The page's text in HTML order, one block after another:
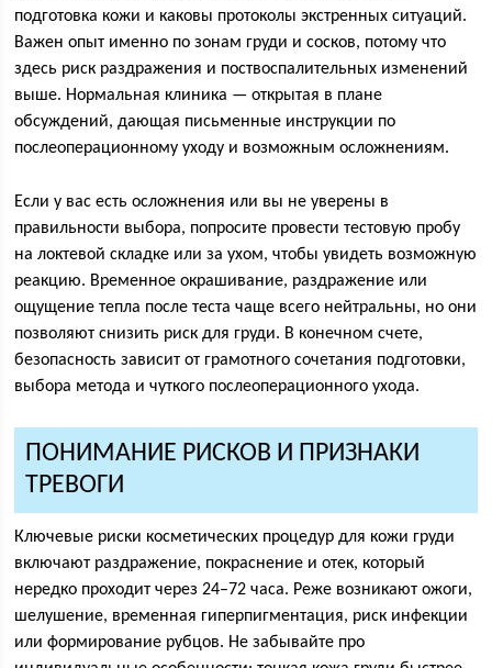
подготовка кожи и каковы протоколы экстренных ситуаций.
Важен опыт именно по зонам груди и сосков, потому что
здесь риск раздражения и поствоспалительных изменений
выше. Нормальная клиника — открытая в плане
обсуждений, дающая письменные инструкции по
послеоперационному уходу и возможным осложнениям.
Если у вас есть осложнения или вы не уверены в
правильности выбора, попросите провести тестовую пробу
на локтевой складке или за ухом, чтобы увидеть возможную
реакцию. Временное окрашивание, раздражение или
ощущение тепла после теста чаще всего нейтральны, но они
позволяют снизить риск для груди. В конечном счете,
безопасность зависит от грамотного сочетания подготовки,
выбора метода и чуткого послеоперационного ухода.
ПОНИМАНИЕ РИСКОВ И ПРИЗНАКИ
ТРЕВОГИ
Ключевые риски косметических процедур для кожи груди
включают раздражение, покраснение и отек, который
нередко проходит через 24–72 часа. Реже возникают ожоги,
шелушение, временная гиперпигментация, риск инфекции
или формирование рубцов. Не забывайте про